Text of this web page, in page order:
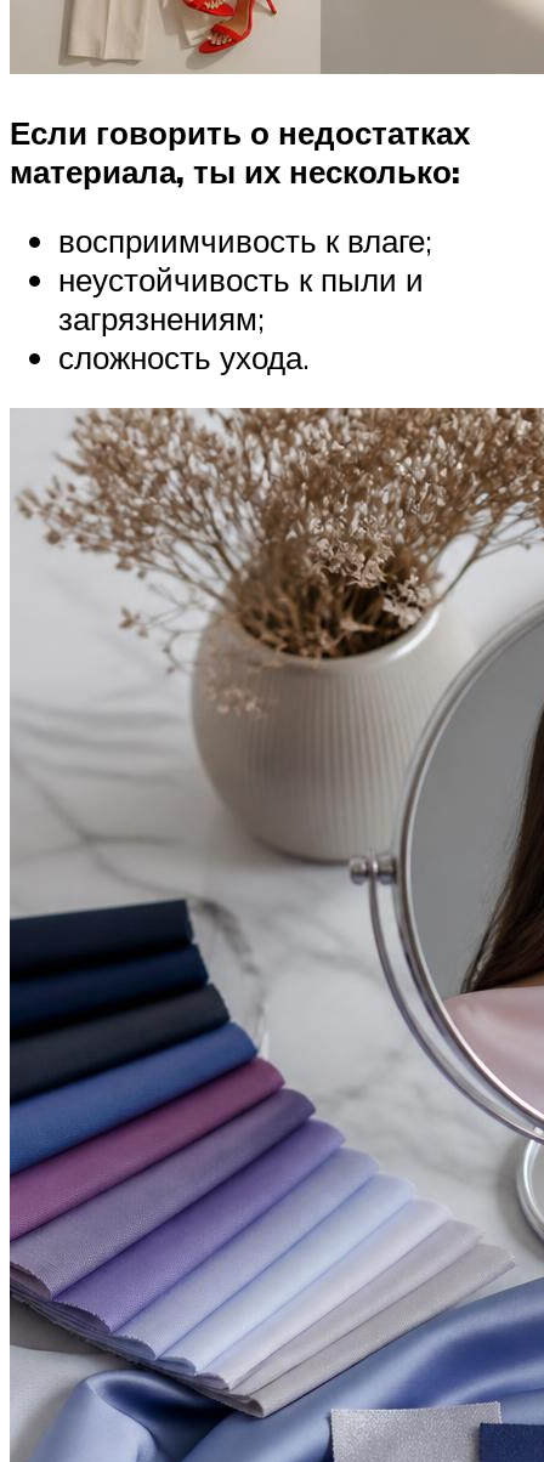
Если говорить о недостатках
материала, ты их несколько:
восприимчивость к влаге;
неустойчивость к пыли и
загрязнениям;
сложность ухода.